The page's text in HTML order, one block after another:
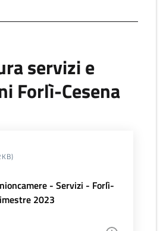
servizi e
Forlì-Cesena
- Servizi - Forlì-
2023